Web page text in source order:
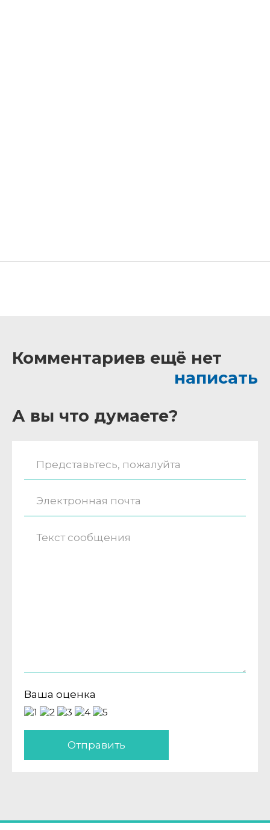
Комментариев ещё нет
написать
А вы что думаете?
Ваша оценка
Отправить